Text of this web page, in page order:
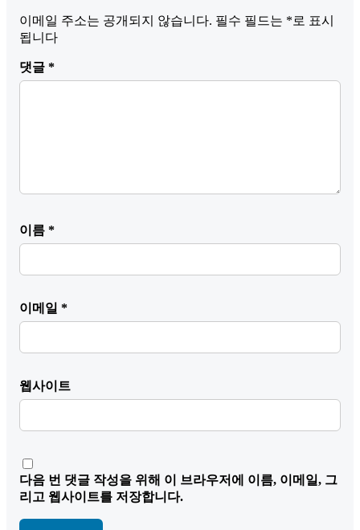
이메일 주소는 공개되지 않습니다. 필수 필드는 *로 표시
됩니다
댓글 *
이름 *
이메일 *
웹사이트
다음 번 댓글 작성을 위해 이 브라우저에 이름, 이메일, 그
리고 웹사이트를 저장합니다.